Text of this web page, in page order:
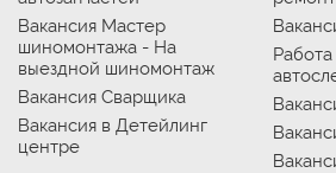
Вакансия Мастер
шиномонтажа - На
выездной шиномонтаж
Вакансия Сварщика
Вакансия в Детейлинг
центре